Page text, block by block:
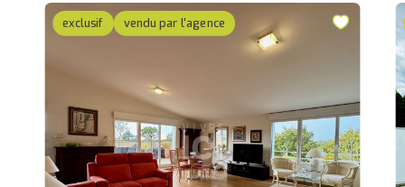
exclusif vendu par l'agence